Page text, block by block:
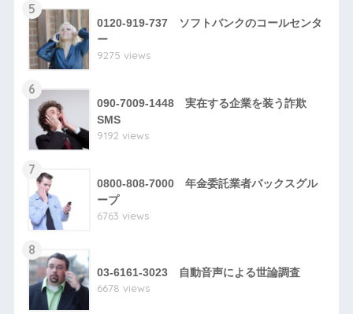
5
0120-919-737 ソフトバンクのコールセンタ
ー
9275 views
6
090-7009-1448 実在する企業を装う詐欺
SMS
9192 views
7
0800-808-7000 年金委託業者バックスグル
ープ
6763 views
8
03-6161-3023 自動音声による世論調査
6678 views